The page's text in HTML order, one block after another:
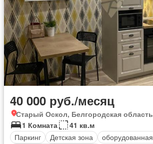
40 000 руб./месяц
Старый Оскол, Белгородская область
1 Комната
41 кв.м
Паркинг
Детская зона